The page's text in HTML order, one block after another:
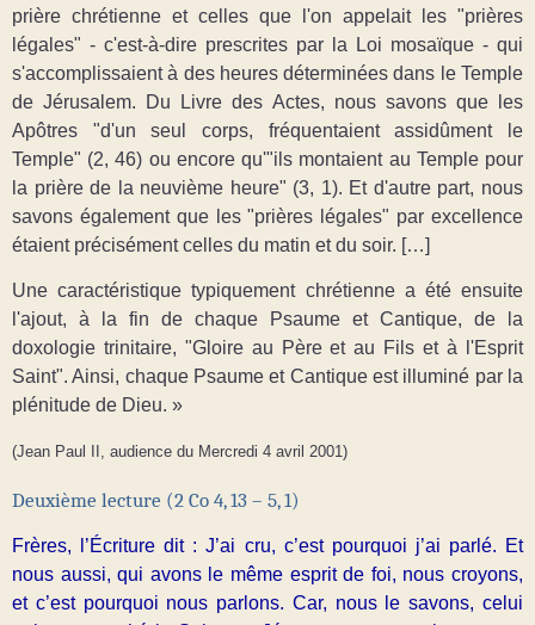
prière chrétienne et celles que l'on appelait les "prières
légales" - c'est-à-dire prescrites par la Loi mosaïque - qui
s'accomplissaient à des heures déterminées dans le Temple
de Jérusalem. Du Livre des Actes, nous savons que les
Apôtres "d'un seul corps, fréquentaient assidûment le
Temple" (2, 46) ou encore qu'"ils montaient au Temple pour
la prière de la neuvième heure" (3, 1). Et d'autre part, nous
savons également que les "prières légales" par excellence
étaient précisément celles du matin et du soir. […]
Une caractéristique typiquement chrétienne a été ensuite
l'ajout, à la fin de chaque Psaume et Cantique, de la
doxologie trinitaire, "Gloire au Père et au Fils et à l'Esprit
Saint". Ainsi, chaque Psaume et Cantique est illuminé par la
plénitude de Dieu. »
(Jean Paul II, audience du Mercredi 4 avril 2001)
Deuxième lecture (2 Co 4, 13 – 5, 1)
Frères, l’Écriture dit : J’ai cru, c’est pourquoi j’ai parlé. Et
nous aussi, qui avons le même esprit de foi, nous croyons,
et c’est pourquoi nous parlons. Car, nous le savons, celui